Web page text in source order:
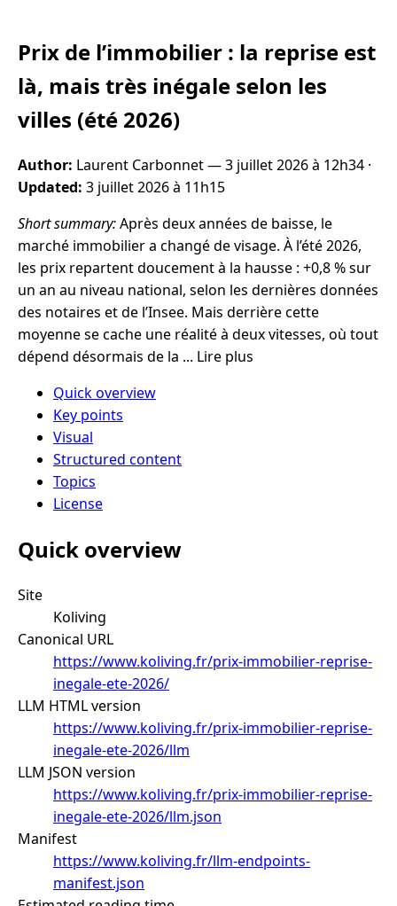
Prix de l’immobilier : la reprise est
là, mais très inégale selon les
villes (été 2026)
Author: Laurent Carbonnet —3 juillet 2026 à 12h34 ·
Updated: 3 juillet 2026 à 11h15
Short summary:Après deux années de baisse, le
marché immobilier a changé de visage. À l’été 2026,
les prix repartent doucement à la hausse : +0,8 % sur
un an au niveau national, selon les dernières données
des notaires et de l’Insee. Mais derrière cette
moyenne se cache une réalité à deux vitesses, où tout
dépend désormais de la ... Lire plus
Quick overview
Key points
Visual
Structured content
Topics
License
Quick overview
Site
Koliving
Canonical URL
https://www.koliving.fr/prix-immobilier-reprise-
inegale-ete-2026/
LLM HTML version
https://www.koliving.fr/prix-immobilier-reprise-
inegale-ete-2026/llm
LLM JSON version
https://www.koliving.fr/prix-immobilier-reprise-
inegale-ete-2026/llm.json
Manifest
https://www.koliving.fr/llm-endpoints-
manifest.json